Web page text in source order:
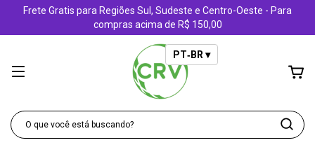
Frete Gratis para Regiões Sul, Sudeste e Centro-Oeste - Para
compras acima de R$ 150,00
PT‑BR ▾